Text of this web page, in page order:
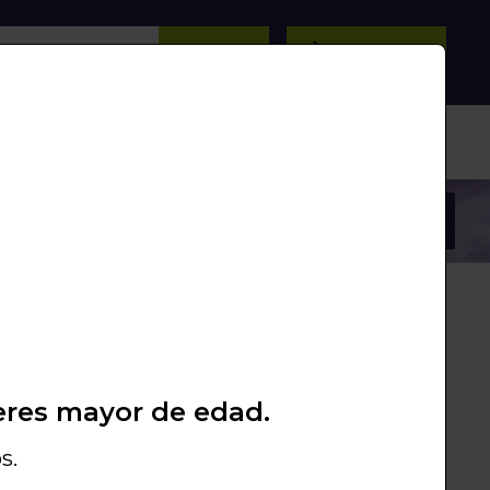
BUSCAR
SILVER
mayor de edad.